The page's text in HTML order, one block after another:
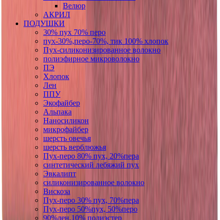
Велюр
АКРИЛ
ПОДУШКИ
30% пух 70% перо
пух-30%,перо-70%, тик 100% хлопок
Пух-силиконизированное волокно
полиэфирное микроволокно
ПЭ
Хлопок
Лен
ППУ
Экофайбер
Альпака
Наносиликон
микрофайбер
шерсть овечья
шерсть верблюжья
Пух-перо 80% пух, 20%пера
синтетический лебяжий пух
Эвкалипт
силиконизированное волокно
Вискоза
Пух-перо 30% пух, 70%пера
Пух-перо 50%пух, 50%перо
90%лен,10% полиэстер